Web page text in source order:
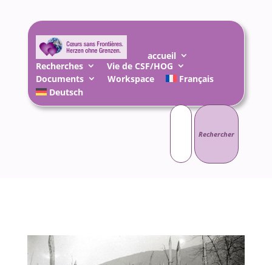
accueil
Recherches
Vie de CSF/HOG
Documents
Workspace
Français
Deutsch
Rechercher :